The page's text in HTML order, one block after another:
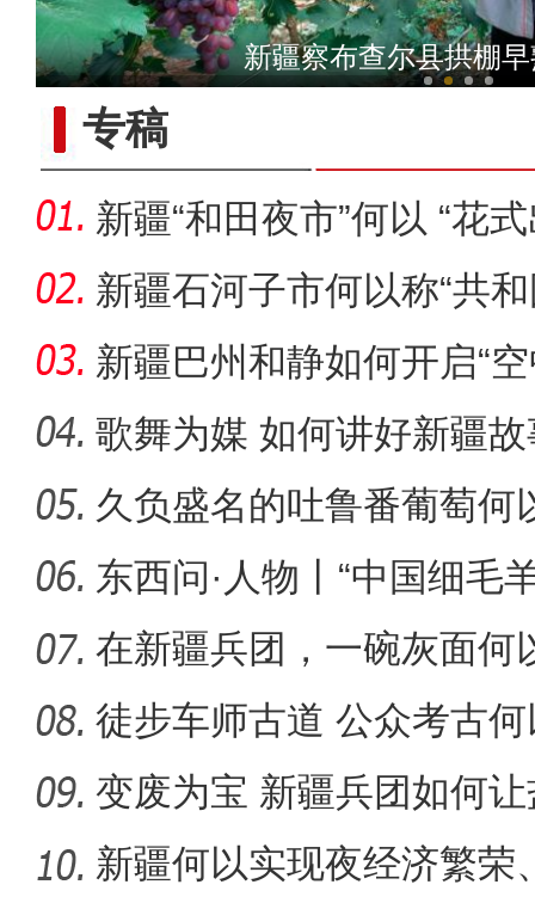
体验马术成为新疆兵团民众
新疆兵团昆玉市 沙海中
盛夏新疆“小独库”伊昭
专稿
新疆“和田夜市”何以 “花
新疆石河子市何以称“共
新疆巴州和静如何开启“
歌舞为媒 如何讲好新疆
久负盛名的吐鲁番葡萄何
东西问·人物丨“中国细毛
脚
在新疆兵团，一碗灰面何
徒步车师古道 公众考古何
化遗
变废为宝 新疆兵团如何让
新疆何以实现夜经济繁荣